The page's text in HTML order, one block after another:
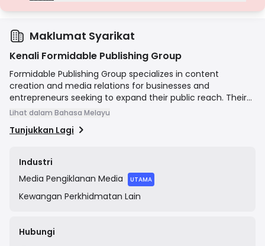
Daripada bidang kuasa dengan pengawasan minimum, lesen ini
dana dan insurans. Walaupun menarik untuk fleksibiliti operasi, ia
menimbulkan risiko yang lebih tinggi kepada pedagang.
Maklumat Syarikat
Kenali Formidable Publishing Group
Formidable Publishing Group specializes in content
creation and media relations for businesses and
entrepreneurs seeking to expand their public reach. Their
stated goal is to streamline the process of connecting
expertise with a wider audience. The company offers a
focusing on securing media placements and creating
compelling content to enhance brand visibility.
Lihat dalam Bahasa Melayu
Tunjukkan Lagi
Industri
Media Pengiklanan Media UTAMA
Kewangan Perkhidmatan Lain
Hubungi